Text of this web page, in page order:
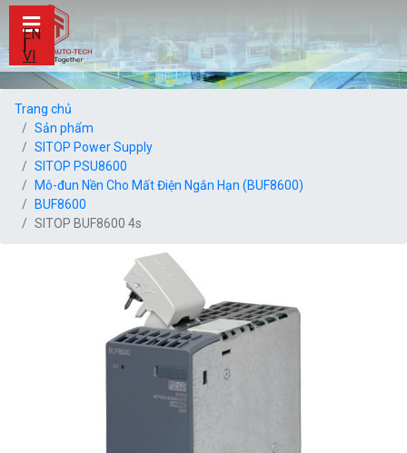
EN
VI
Trang chủ
Sản phẩm
SITOP Power Supply
SITOP PSU8600
Mô-đun Nền Cho Mất Điện Ngắn Hạn (BUF8600)
BUF8600
SITOP BUF8600 4s